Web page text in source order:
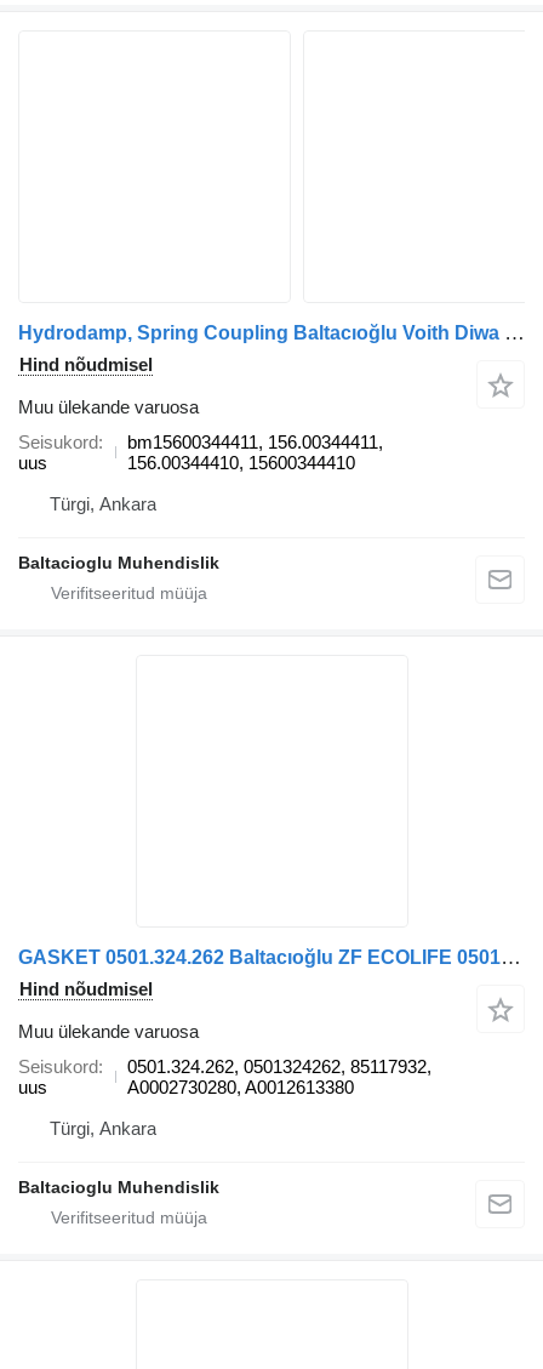
Hydrodamp, Spring Coupling Baltacıoğlu Voith Diwa bm15600344411 tüübi jaoks bussi
Hind nõudmisel
Muu ülekande varuosa
Seisukord
uus
bm15600344411, 156.00344411,
156.00344410, 15600344410
Türgi, Ankara
Baltacioglu Muhendislik
GASKET 0501.324.262 Baltacıoğlu ZF ECOLIFE 0501.324.262 tüübi jaoks bussi
Hind nõudmisel
Muu ülekande varuosa
Seisukord
uus
0501.324.262, 0501324262, 85117932,
A0002730280, A0012613380
Türgi, Ankara
Baltacioglu Muhendislik